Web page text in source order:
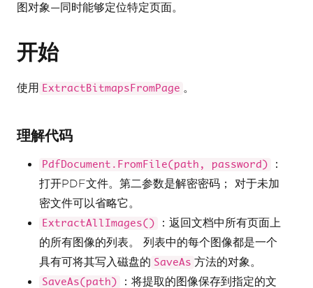
图对象—同时能够定位特定页面。
开始
使用 ExtractBitmapsFromPage 。
理解代码
PdfDocument.FromFile(path, password)
：
打开PDF文件。第二参数是解密密码； 对于未加
密文件可以省略它。
ExtractAllImages()
：返回文档中所有页面上
的所有图像的列表。 列表中的每个图像都是一个
具有可将其写入磁盘的 SaveAs 方法的对象。
SaveAs(path)
：将提取的图像保存到指定的文